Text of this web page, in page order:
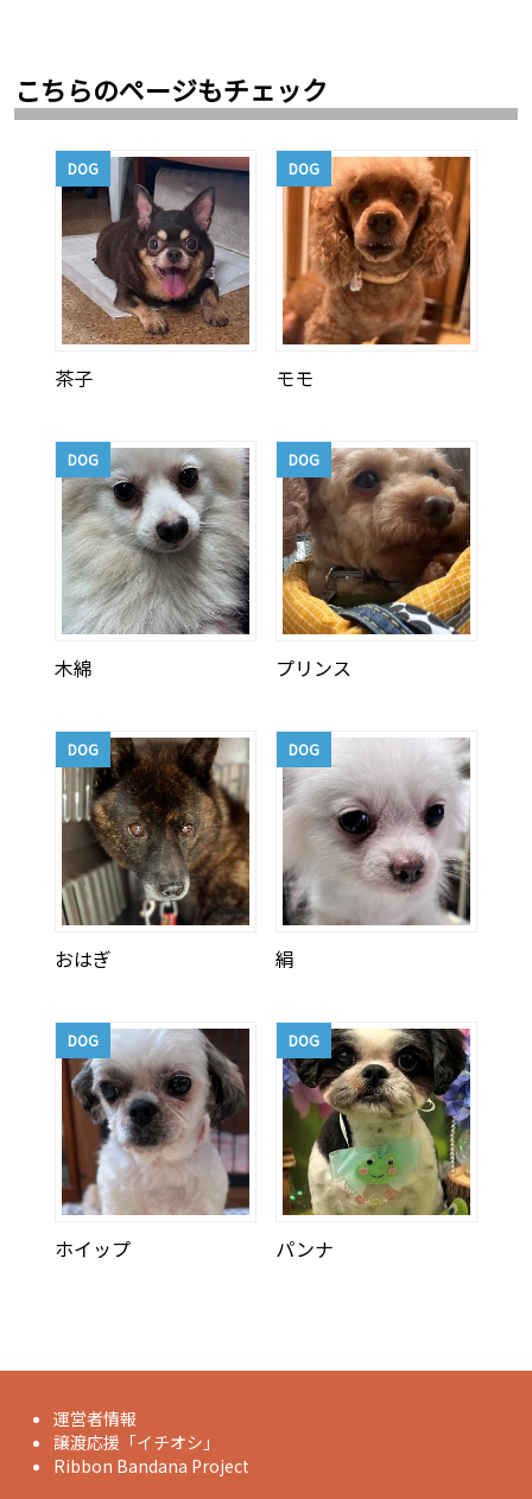
こちらのページもチェック
DOG
茶子
DOG
モモ
DOG
木綿
DOG
プリンス
DOG
おはぎ
DOG
絹
DOG
ホイップ
DOG
パンナ
運営者情報
譲渡応援「イチオシ」
Ribbon Bandana Project